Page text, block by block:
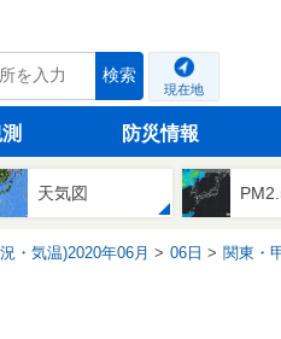
検索
現在地
防災情報
天気図
・気温)2020年06月 06日 関東・